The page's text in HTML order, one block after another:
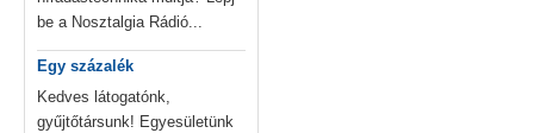
be a Nosztalgia Rádió...
Egy százalék
Kedves látogatónk,
gyűjtőtársunk! Egyesületünk